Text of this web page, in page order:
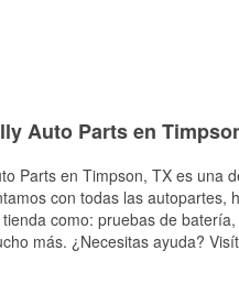
Auto Parts en
Parts en Timpson, TX es una
con todas las
como: pruebas de
más. ¿Necesitas ayuda?